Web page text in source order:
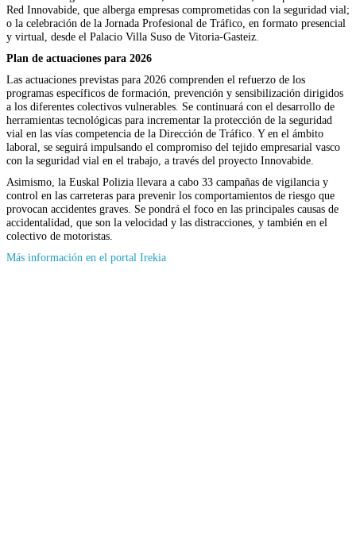
Red Innovabide, que alberga empresas comprometidas con la seguridad vial;
o la celebración de la Jornada Profesional de Tráfico, en formato presencial
y virtual, desde el Palacio Villa Suso de Vitoria-Gasteiz.
Plan de actuaciones para 2026
Las actuaciones previstas para 2026 comprenden el refuerzo de los
programas específicos de formación, prevención y sensibilización dirigidos
a los diferentes colectivos vulnerables. Se continuará con el desarrollo de
herramientas tecnológicas para incrementar la protección de la seguridad
vial en las vías competencia de la Dirección de Tráfico. Y en el ámbito
laboral, se seguirá impulsando el compromiso del tejido empresarial vasco
con la seguridad vial en el trabajo, a través del proyecto Innovabide.
Asimismo, la Euskal Polizia llevara a cabo 33 campañas de vigilancia y
control en las carreteras para prevenir los comportamientos de riesgo que
provocan accidentes graves. Se pondrá el foco en las principales causas de
accidentalidad, que son la velocidad y las distracciones, y también en el
colectivo de motoristas.
Más información en el portal Irekia(Se